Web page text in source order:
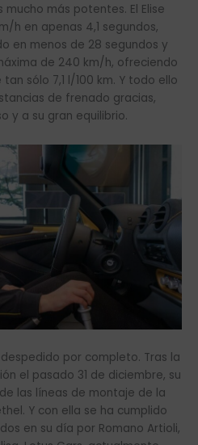
más potentes. El Elise
h en apenas 4,1 segundos,
en menos de 28 segundos y
de 240 km/h, ofreciendo
sólo 7,1 l/100 km. Y todo ello
de frenado gracias,
y a su gran equilibrio.
por completo. Tras la
el pasado 31 de diciembre, su
las líneas de montaje de la
Y con ella se ha cumplido
en su día por Romano Artioli,